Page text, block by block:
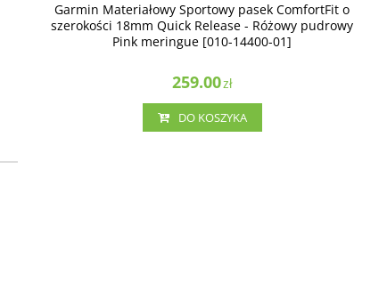
Garmin Materiałowy Sportowy pasek ComfortFit o
szerokości 18mm Quick Release - Różowy pudrowy
Pink meringue [010-14400-01]
259.00zł
DO KOSZYKA